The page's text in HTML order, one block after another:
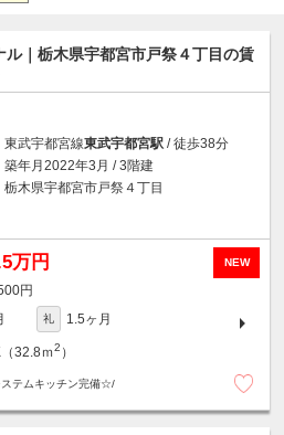
ル｜栃木県宇都宮市戸祭４丁目の賃
東武宇都宮線東武宇都宮駅 / 徒歩38分
築年月2022年3月 / 3階建
栃木県宇都宮市戸祭４丁目
NEW
万円
円
礼 1.5ヶ月
32.8ｍ2 ）
テムキッチン完備☆/